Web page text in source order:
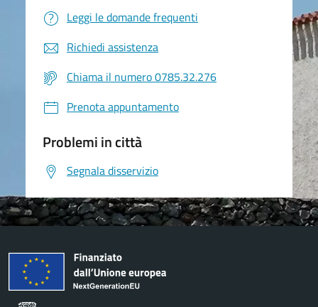
Leggi le domande frequenti
Richiedi assistenza
Chiama il numero 0785.32.276
Prenota appuntamento
Problemi in città
Segnala disservizio